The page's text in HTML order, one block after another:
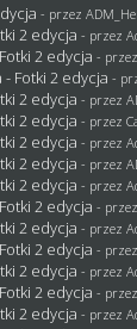
- przez
2 edycja - przez
2 edycja -
- Fotki 2 edycja -
2 edycja - przez
2 edycja - przez
2 edycja - przez
2 edycja - przez
2 edycja - przez
2 edycja -
2 edycja - przez
2 edycja -
2 edycja - przez
2 edycja -
2 edycja - przez